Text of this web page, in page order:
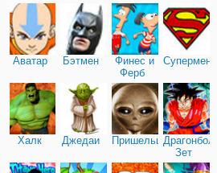
Аватар Бэтмен
Финес и
Ферб
Супермен
Халк Джедаи ПришельцыДрагонболл
Зет